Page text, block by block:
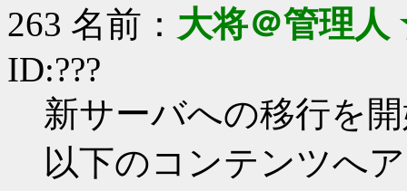
263 名前： 大将＠管理
ID:???
新サーバへの移行を
以下のコンテンツへ